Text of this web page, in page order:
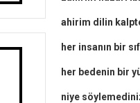
ahirim dilin
her insanın bir
her bedenin bir
niye